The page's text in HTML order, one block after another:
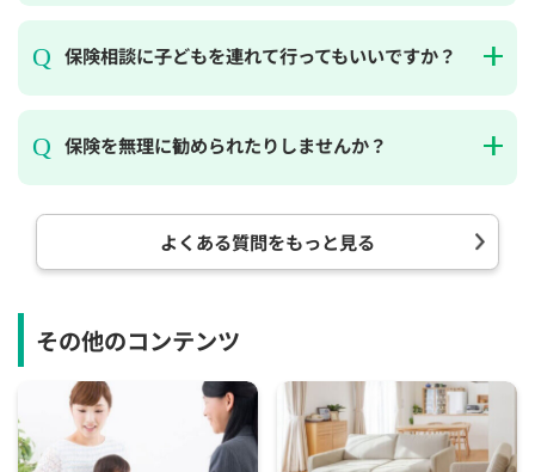
保険相談に子どもを連れて行ってもいいですか？
保険を無理に勧められたりしませんか？
よくある質問をもっと見る
その他のコンテンツ